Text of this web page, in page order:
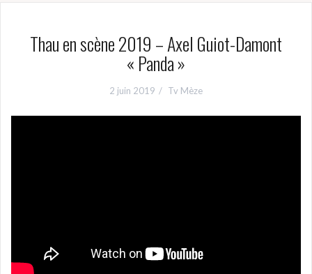
Thau en scène 2019 – Axel Guiot-Damont
« Panda »
2 juin 2019 Tv Mèze